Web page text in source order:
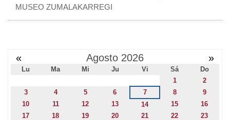
MUSEO ZUMALAKARREGI
« Agosto 2026 »
Lu Ma Mi Ju Vi Sá
Do
1
2
3
4 5 6 7 8
9
10
11 12 13 14 15
16
17
18 19 20 21 22
23